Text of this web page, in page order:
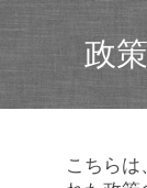
政
こちらは